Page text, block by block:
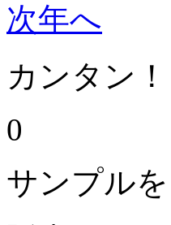
次年へ
カンタン
0
サンプル